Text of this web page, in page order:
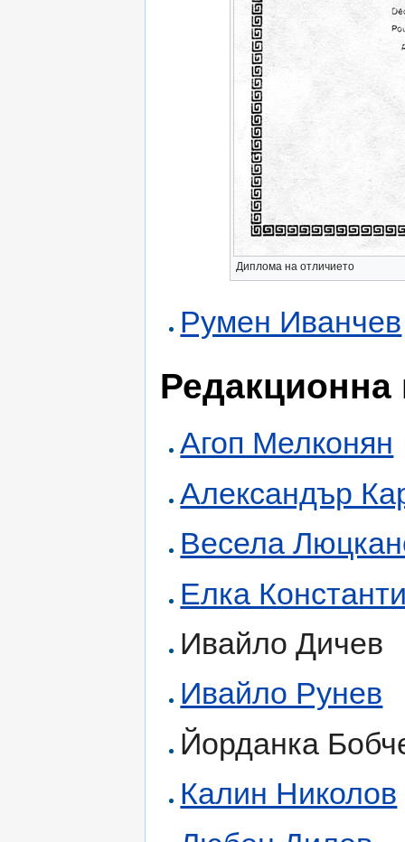
Диплома на отличието
Румен Иванчев
Редакционна
Агоп Мелконян
Александър
Весела
Елка
Ивайло Дичев
Ивайло Рунев
Йорданка
Калин Николов